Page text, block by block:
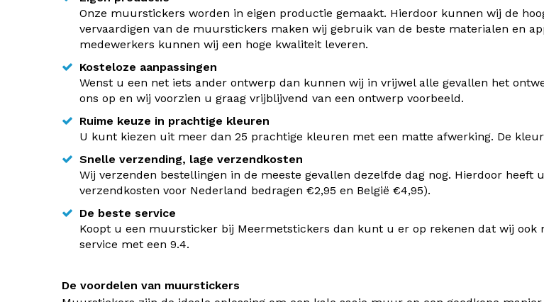
Onze muurstickers worden in eigen productie gemaakt. Hierdoor kunnen wij de
vervaardigen van de muurstickers maken wij gebruik van de beste materialen en
medewerkers kunnen wij een hoge kwaliteit leveren.
Kosteloze aanpassingen
Wenst u een net iets ander ontwerp dan kunnen wij in vrijwel alle gevallen het
ons op en wij voorzien u graag vrijblijvend van een ontwerp voorbeeld.
Ruime keuze in prachtige kleuren
U kunt kiezen uit meer dan 25 prachtige kleuren met een matte afwerking. De
Snelle verzending, lage verzendkosten
Wij verzenden bestellingen in de meeste gevallen dezelfde dag nog. Hierdoor heeft
verzendkosten voor Nederland bedragen €2,95 en België €4,95).
De beste service
Koopt u een muursticker bij Meermetstickers dan kunt u er op rekenen dat wij ook
service met een 9.4.
De voordelen van muurstickers